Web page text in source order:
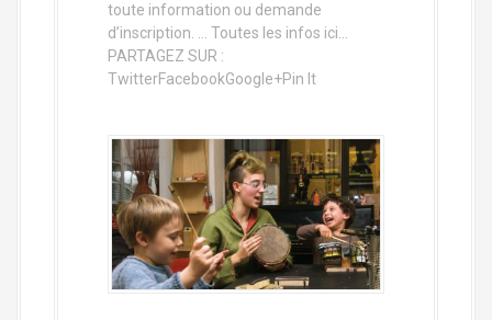
toute information ou demande
d’inscription. … Toutes les infos ici…
PARTAGEZ SUR :
TwitterFacebookGoogle+Pin It